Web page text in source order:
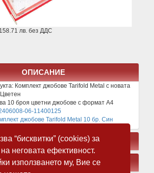
“бисквитки” (cookies) за
неговата ефективност.
използването му, Вие се
лв. без ДДС
ОПИСАНИЕ
Комплект джобове Tarifold Metal с новата
10 броя цветни джобове с формат А4
06-11400125
джобове Tarifold Metal 10 бр. Син
СВЪРЗАНИ ПРОДУКТИ
ПРОДУКТИ